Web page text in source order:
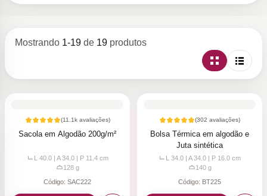
Mostrando 1-19 de 19 produtos
(11.1kavaliações)
Sacola em Algodão 200g/m²
L 40.0 | A 34.0 | P 11.4cm
128g
Código: SAC222
(302 avaliações)
Bolsa Térmica em algodão e
Juta sintética
L 34.0 | A 34.0 | P 16.0 cm
140g
Código: BT225